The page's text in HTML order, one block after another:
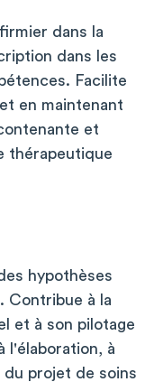
dans la
dans les
Facilite
en maintenant
et
thérapeutique
hypothèses
Contribue à la
et à son pilotage
l'élaboration, à
du projet de soins